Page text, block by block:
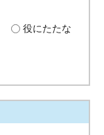
役にたたな